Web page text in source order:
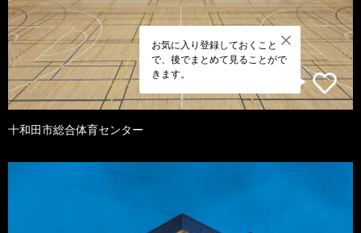
お気に入り登録しておくこと
で、後でまとめて見ることがで
きます。
十和田市総合体育センター